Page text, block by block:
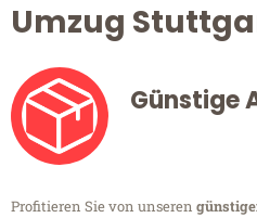
Umzug
Günstige
Profitieren Sie von unseren